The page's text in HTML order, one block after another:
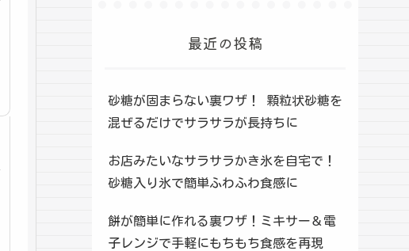
最近の投稿
砂糖が固まらない裏ワザ！ 顆粒状砂糖を
混ぜるだけでサラサラが長持ちに
お店みたいなサラサラかき氷を自宅で！
砂糖入り氷で簡単ふわふわ食感に
餅が簡単に作れる裏ワザ！ミキサー＆電
子レンジで手軽にもちもち食感を再現